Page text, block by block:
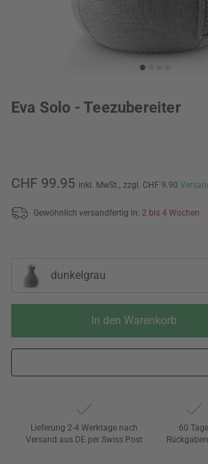
Eva Solo - Teezubereiter
CHF 99.95 inkl. MwSt., zzgl. CHF 9.90
Gewöhnlich versandfertig in: 2 bis 4 Wochen
dunkelgrau
In den Warenkorb
Lieferung 2-4 Werktage nach
Versand aus DE per Swiss Post
60 Tage